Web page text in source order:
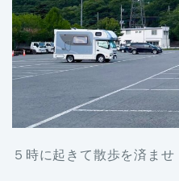
５時に起きて散歩を済ま